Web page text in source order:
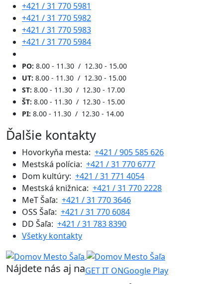
+421 / 31 770 5981
+421 / 31 770 5982
+421 / 31 770 5983
+421 / 31 770 5984
PO: 8.00 - 11.30 / 12.30 - 15.00
UT: 8.00 - 11.30 / 12.30 - 15.00
ST: 8.00 - 11.30 / 12.30 - 17.00
ŠT: 8.00 - 11.30 / 12.30 - 15.00
PI: 8.00 - 11.30 / 12.30 - 14.00
Ďalšie kontakty
Hovorkyňa mesta: +421 / 905 585 626
Mestská polícia: +421 / 31 770 6777
Dom kultúry: +421 / 31 771 4054
Mestská knižnica: +421 / 31 770 2228
MeT Šaľa: +421 / 31 770 3646
OSS Šaľa: +421 / 31 770 6084
DD Šaľa: +421 / 31 783 8390
Všetky kontakty
Nájdete nás aj naGET IT ONGoogle Play